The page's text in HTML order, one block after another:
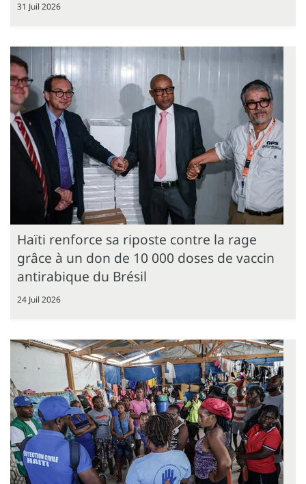
31 Juil 2026
Haïti renforce sa riposte contre la rage
grâce à un don de 10 000 doses de vaccin
antirabique du Brésil
24 Juil 2026